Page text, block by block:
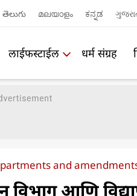
తెలుగు മലയാളം ಕನ್ನಡ
लाईफस्टाईल धर्म संग्रह
and
आणि